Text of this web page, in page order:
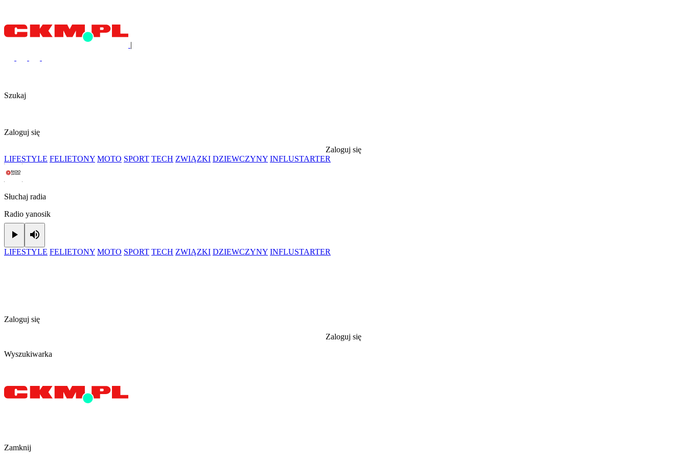
|
Szukaj
Zaloguj się
Zaloguj się
LIFESTYLE FELIETONY MOTO SPORT TECH ZWIĄZKI DZIEWCZYNY INFLUSTARTER
Słuchaj radia
Radio yanosik
Play
LIFESTYLE FELIETONY MOTO SPORT TECH ZWIĄZKI DZIEWCZYNY INFLUSTARTER
Zaloguj się
Zaloguj się
Wyszukiwarka
Zamknij